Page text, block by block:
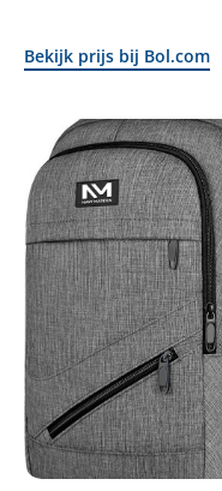
Bekijk prijs bij Bol.com